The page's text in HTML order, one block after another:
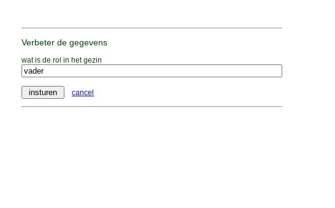
Verbeter de gegevens
wat is de rol in het gezin
cancel